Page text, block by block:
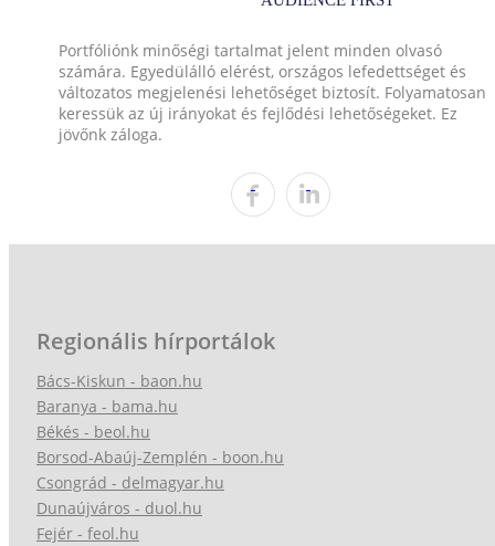
Portfóliónk minőségi tartalmat jelent minden olvasó
számára. Egyedülálló elérést, országos lefedettséget és
változatos megjelenési lehetőséget biztosít. Folyamatosan
keressük az új irányokat és fejlődési lehetőségeket. Ez
jövőnk záloga.
Regionális hírportálok
Bács-Kiskun - baon.hu
Baranya - bama.hu
Békés - beol.hu
Borsod-Abaúj-Zemplén - boon.hu
Csongrád - delmagyar.hu
Dunaújváros - duol.hu
Fejér - feol.hu